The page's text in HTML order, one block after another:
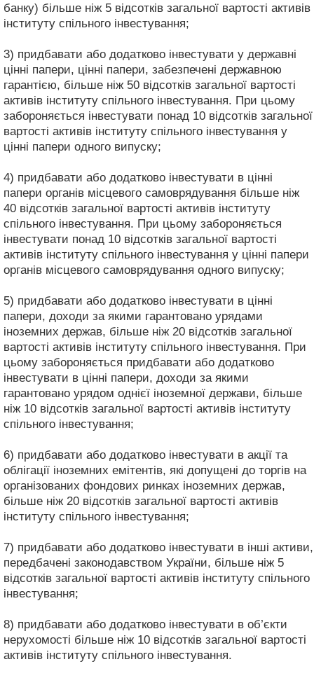
банку) більше ніж 5 відсотків загальної вартості активів
інституту спільного інвестування;
3) придбавати або додатково інвестувати у державні
цінні папери, цінні папери, забезпечені державною
гарантією, більше ніж 50 відсотків загальної вартості
активів інституту спільного інвестування. При цьому
забороняється інвестувати понад 10 відсотків загальної
вартості активів інституту спільного інвестування у
цінні папери одного випуску;
4) придбавати або додатково інвестувати в цінні
папери органів місцевого самоврядування більше ніж
40 відсотків загальної вартості активів інституту
спільного інвестування. При цьому забороняється
інвестувати понад 10 відсотків загальної вартості
активів інституту спільного інвестування у цінні папери
органів місцевого самоврядування одного випуску;
5) придбавати або додатково інвестувати в цінні
папери, доходи за якими гарантовано урядами
іноземних держав, більше ніж 20 відсотків загальної
вартості активів інституту спільного інвестування. При
цьому забороняється придбавати або додатково
інвестувати в цінні папери, доходи за якими
гарантовано урядом однієї іноземної держави, більше
ніж 10 відсотків загальної вартості активів інституту
спільного інвестування;
6) придбавати або додатково інвестувати в акції та
облігації іноземних емітентів, які допущені до торгів на
організованих фондових ринках іноземних держав,
більше ніж 20 відсотків загальної вартості активів
інституту спільного інвестування;
7) придбавати або додатково інвестувати в інші активи,
передбачені законодавством України, більше ніж 5
відсотків загальної вартості активів інституту спільного
інвестування;
8) придбавати або додатково інвестувати в об’єкти
нерухомості більше ніж 10 відсотків загальної вартості
активів інституту спільного інвестування.